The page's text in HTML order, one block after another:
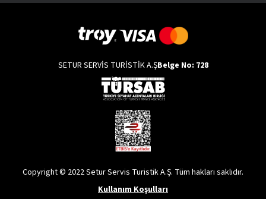
SETUR SERVİS TURİSTİK A.ŞBelge No: 728
Copyright © 2022 Setur Servis Turistik A.Ş. Tüm hakları saklıdır.
Kullanım Koşulları